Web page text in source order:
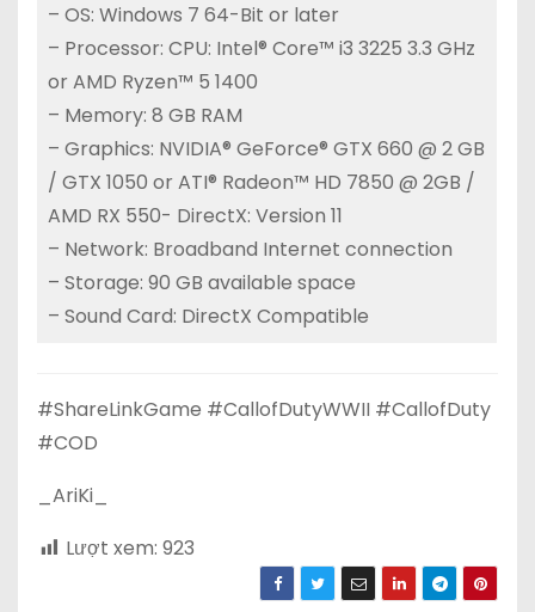
– OS: Windows 7 64-Bit or later
– Processor: CPU: Intel® Core™ i3 3225 3.3 GHz
or AMD Ryzen™ 5 1400
– Memory: 8 GB RAM
– Graphics: NVIDIA® GeForce® GTX 660 @ 2 GB
/ GTX 1050 or ATI® Radeon™ HD 7850 @ 2GB /
AMD RX 550- DirectX: Version 11
– Network: Broadband Internet connection
– Storage: 90 GB available space
– Sound Card: DirectX Compatible
#ShareLinkGame #CallofDutyWWII #CallofDuty
#COD
_AriKi_
Lượt xem: 923